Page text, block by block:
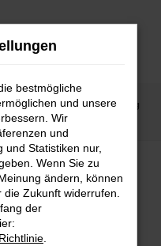
KONA in Balingen günstig
in
bestmögliche
und unsere
Wir
und
Statistiken nur,
Wenn Sie zu
ändern, können
Zukunft widerrufen.
der